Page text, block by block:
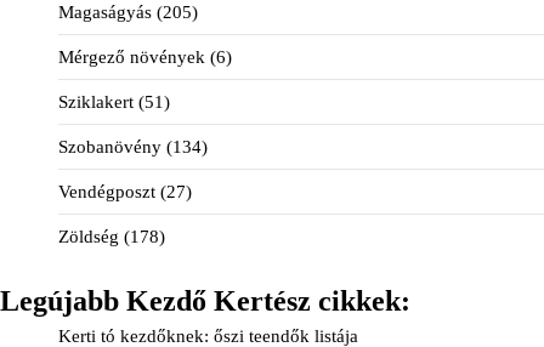
Magaságyás (205)
Mérgező növények (6)
Sziklakert (51)
Szobanövény (134)
Vendégposzt (27)
Zöldség (178)
Legújabb Kezdő Kertész cikkek:
Kerti tó kezdőknek: őszi teendők listája